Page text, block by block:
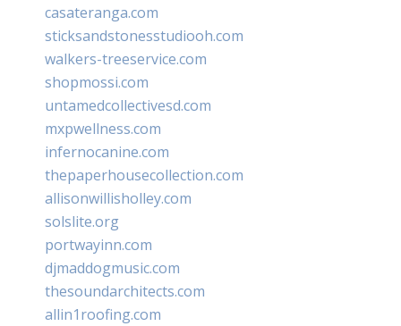
casateranga.com
sticksandstonesstudiooh.com
walkers-treeservice.com
shopmossi.com
untamedcollectivesd.com
mxpwellness.com
infernocanine.com
thepaperhousecollection.com
allisonwillisholley.com
solslite.org
portwayinn.com
djmaddogmusic.com
thesoundarchitects.com
allin1roofing.com